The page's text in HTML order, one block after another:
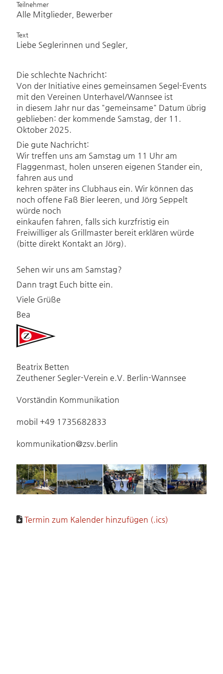
Teilnehmer
Alle Mitglieder, Bewerber
Text
Liebe Seglerinnen und Segler,
Die schlechte Nachricht:
Von der Initiative eines gemeinsamen Segel-Events
mit den Vereinen Unterhavel/Wannsee ist
in diesem Jahr nur das "gemeinsame" Datum übrig
geblieben: der kommende Samstag, der 11.
Oktober 2025.
Die gute Nachricht:
Wir treffen uns am Samstag um 11 Uhr am
Flaggenmast, holen unseren eigenen Stander ein,
fahren aus und
kehren später ins Clubhaus ein. Wir können das
noch offene Faß Bier leeren, und Jörg Seppelt
würde noch
einkaufen fahren, falls sich kurzfristig ein
Freiwilliger als Grillmaster bereit erklären würde
(bitte direkt Kontakt an Jörg).
Sehen wir uns am Samstag?
Dann tragt Euch bitte ein.
Viele Grüße
Bea
Beatrix Betten
Zeuthener Segler-Verein e.V. Berlin-Wannsee
Vorständin Kommunikation
mobil +49 1735682833
kommunikation@zsv.berlin
Termin zum Kalender hinzufügen (.ics)